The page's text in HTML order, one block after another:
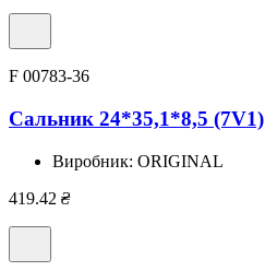
F 00783-36
Сальник 24*35,1*8,5 (7V1)
Виробник: ORIGINAL
419.42 ₴